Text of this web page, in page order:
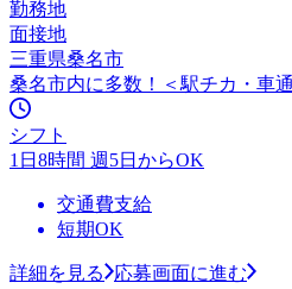
勤務地
面接地
三重県桑名市
桑名市内に多数！＜駅チカ・車
シフト
1日8時間 週5日からOK
交通費支給
短期OK
詳細を見る 応募画面に進む